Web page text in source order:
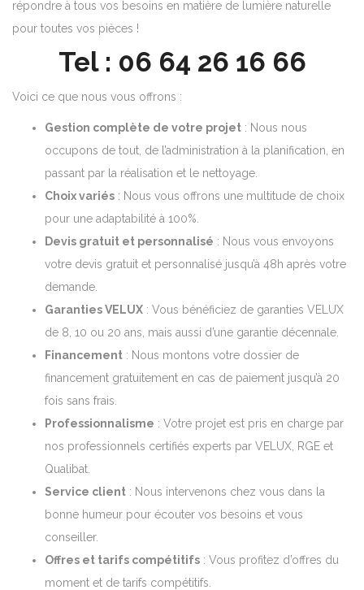
répondre à tous vos besoins en matière de lumière naturelle
pour toutes vos pièces !
Tel : 06 64 26 16 66
Voici ce que nous vous offrons :
Gestion complète de votre projet : Nous nous
occupons de tout, de l’administration à la planification, en
passant par la réalisation et le nettoyage.
Choix variés : Nous vous offrons une multitude de choix
pour une adaptabilité à 100%.
Devis gratuit et personnalisé : Nous vous envoyons
votre devis gratuit et personnalisé jusqu’à 48h après votre
demande.
Garanties VELUX : Vous bénéficiez de garanties VELUX
de 8, 10 ou 20 ans, mais aussi d’une garantie décennale.
Financement : Nous montons votre dossier de
financement gratuitement en cas de paiement jusqu’à 20
fois sans frais.
Professionnalisme : Votre projet est pris en charge par
nos professionnels certifiés experts par VELUX, RGE et
Qualibat.
Service client : Nous intervenons chez vous dans la
bonne humeur pour écouter vos besoins et vous
conseiller.
Offres et tarifs compétitifs : Vous profitez d’offres du
moment et de tarifs compétitifs.